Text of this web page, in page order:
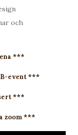
och
***
event ***
***
zoom ***